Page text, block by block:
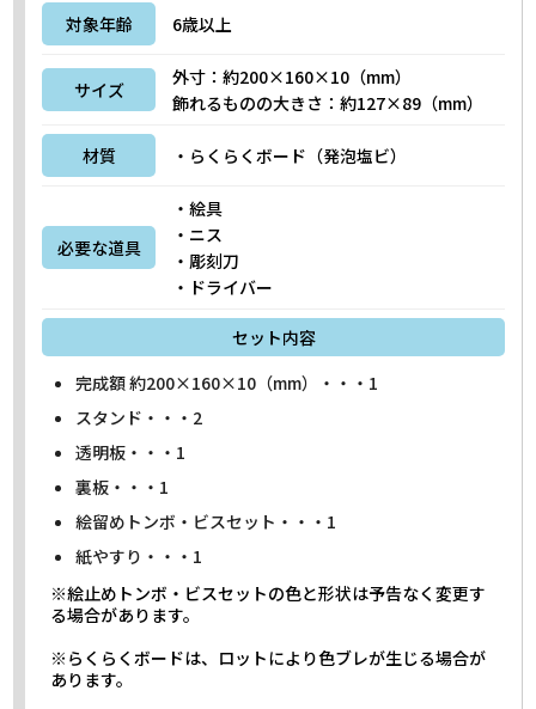
対象年齢 6歳以上
サイズ
外寸：約200×160×10（mm）
飾れるものの大きさ：約127×89（mm）
材質 ・らくらくボード（発泡塩ビ）
必要な道具
・絵具
・ニス
・彫刻刀
・ドライバー
セット内容
完成額 約200×160×10（mm）・・・1
スタンド・・・2
透明板・・・1
裏板・・・1
絵留めトンボ・ビスセット・・・1
紙やすり・・・1
※絵止めトンボ・ビスセットの色と形状は予告なく変更す
る場合があります。
※らくらくボードは、ロットにより色ブレが生じる場合が
あります。